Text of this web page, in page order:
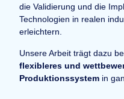
die Validierung und die
Technologien in realen
erleichtern.
Unsere Arbeit trägt dazu
flexibleres und
Produktionssystem in